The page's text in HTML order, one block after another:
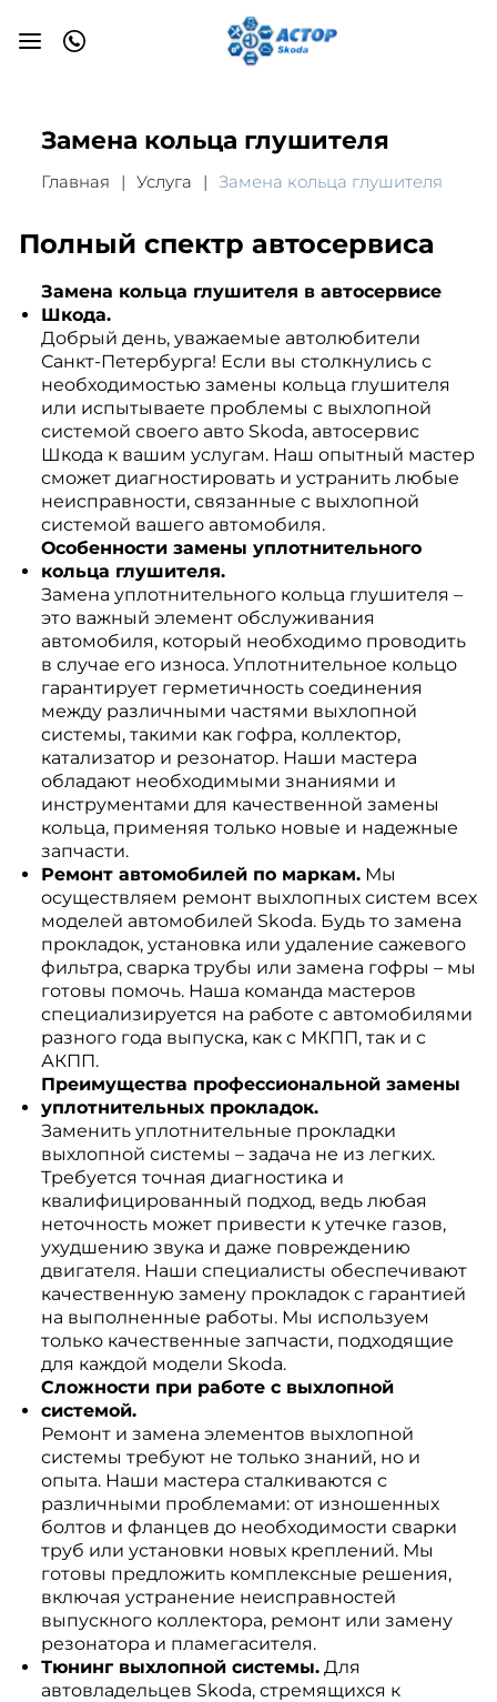
Замена кольца глушителя
Главная Услуга Замена кольца глушителя
Полный спектр автосервиса
Замена кольца глушителя в автосервисе
Шкода.
Добрый день, уважаемые автолюбители
Санкт-Петербурга! Если вы столкнулись с
необходимостью замены кольца глушителя
или испытываете проблемы с выхлопной
системой своего авто Skoda, автосервис
Шкода к вашим услугам. Наш опытный мастер
сможет диагностировать и устранить любые
неисправности, связанные с выхлопной
системой вашего автомобиля.
Особенности замены уплотнительного
кольца глушителя.
Замена уплотнительного кольца глушителя –
это важный элемент обслуживания
автомобиля, который необходимо проводить
в случае его износа. Уплотнительное кольцо
гарантирует герметичность соединения
между различными частями выхлопной
системы, такими как гофра, коллектор,
катализатор и резонатор. Наши мастера
обладают необходимыми знаниями и
инструментами для качественной замены
кольца, применяя только новые и надежные
запчасти.
Ремонт автомобилей по маркам.Мы
осуществляем ремонт выхлопных систем всех
моделей автомобилей Skoda. Будь то замена
прокладок, установка или удаление сажевого
фильтра, сварка трубы или замена гофры – мы
готовы помочь. Наша команда мастеров
специализируется на работе с автомобилями
разного года выпуска, как с МКПП, так и с
АКПП.
Преимущества профессиональной замены
уплотнительных прокладок.
Заменить уплотнительные прокладки
выхлопной системы – задача не из легких.
Требуется точная диагностика и
квалифицированный подход, ведь любая
неточность может привести к утечке газов,
ухудшению звука и даже повреждению
двигателя. Наши специалисты обеспечивают
качественную замену прокладок с гарантией
на выполненные работы. Мы используем
только качественные запчасти, подходящие
для каждой модели Skoda.
Сложности при работе с выхлопной
системой.
Ремонт и замена элементов выхлопной
системы требуют не только знаний, но и
опыта. Наши мастера сталкиваются с
различными проблемами: от изношенных
болтов и фланцев до необходимости сварки
труб или установки новых креплений. Мы
готовы предложить комплексные решения,
включая устранение неисправностей
выпускного коллектора, ремонт или замену
резонатора и пламегасителя.
Тюнинг выхлопной системы.Для
автовладельцев Skoda, стремящихся к